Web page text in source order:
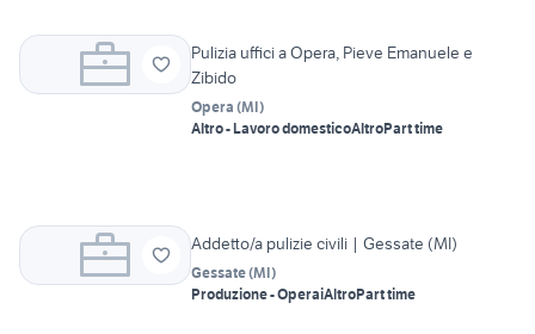
Pulizia uffici a Opera, Pieve Emanuele e
Zibido
Opera (MI)
Altro - Lavoro domesticoAltroPart time
Addetto/a pulizie civili | Gessate (MI)
Gessate(MI)
Produzione - OperaiAltroPart time